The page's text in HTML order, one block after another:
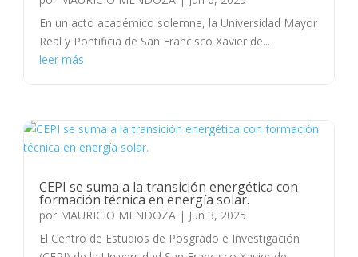
En un acto académico solemne, la Universidad Mayor
Real y Pontificia de San Francisco Xavier de...
leer más
CEPI se suma a la transición energética con
formación técnica en energía solar.
por MAURICIO MENDOZA | Jun 3, 2025
El Centro de Estudios de Posgrado e Investigación